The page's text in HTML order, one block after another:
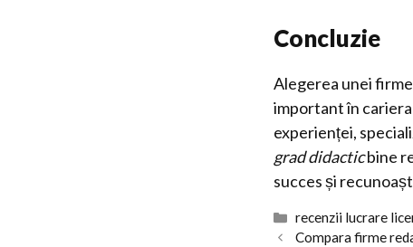
Concluzie
Alegerea unei
important în
experienței,
grad didacticbine
succes și
Categorii
recenzii lucrare
Compara firme